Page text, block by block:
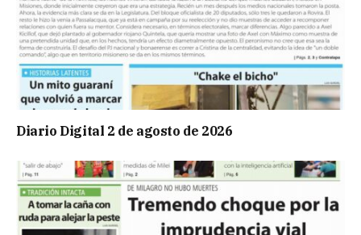
Diario Digital 2 de agosto de 2026